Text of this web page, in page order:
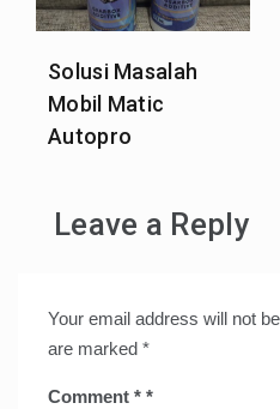
Solusi Masalah
Mobil Matic
Autopro
Leave a Reply
Your email address will not
are marked *
Comment *